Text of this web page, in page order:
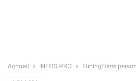
Accueil INFOS PRO TuningFilms